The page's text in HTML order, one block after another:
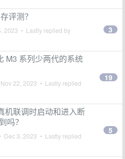
评测？
2023 • Lastly replied by 3
M3 系列少两代的系统
Nov 22, 2023 • Lastly replied
19
机联调时启动和进入断
吗？
• Dec 3, 2023 • Lastly replied
5